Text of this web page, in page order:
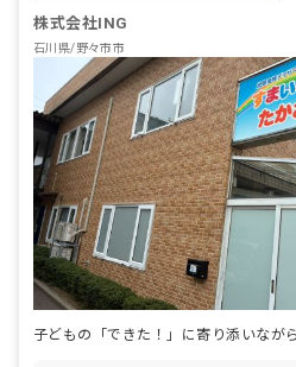
株式会社ING
石川県/野々市市